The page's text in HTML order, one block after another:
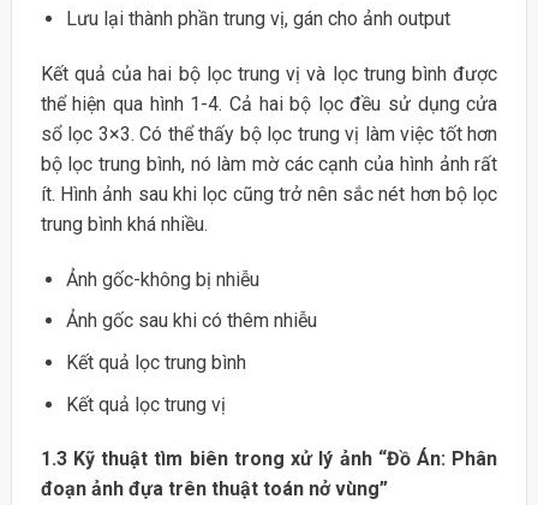
Lưu lại thành phần trung vị, gán cho ảnh output
Kết quả của hai bộ lọc trung vị và lọc trung bình được
thể hiện qua hình 1-4. Cả hai bộ lọc đều sử dụng cửa
sổ lọc 3×3. Có thể thấy bộ lọc trung vị làm việc tốt hơn
bộ lọc trung bình, nó làm mờ các cạnh của hình ảnh rất
ít. Hình ảnh sau khi lọc cũng trở nên sắc nét hơn bộ lọc
trung bình khá nhiều.
Ảnh gốc-không bị nhiễu
Ảnh gốc sau khi có thêm nhiễu
Kết quả lọc trung bình
Kết quả lọc trung vị
1.3 Kỹ thuật tìm biên trong xử lý ảnh “Đồ Án: Phân
đoạn ảnh đựa trên thuật toán nở vùng”